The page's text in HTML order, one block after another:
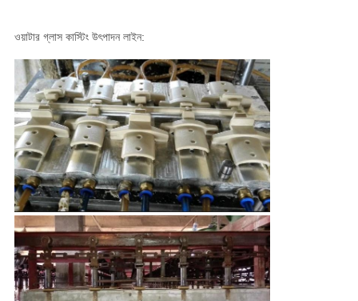
ওয়াটার গ্লাস কাস্টিং উৎপাদন লাইন: